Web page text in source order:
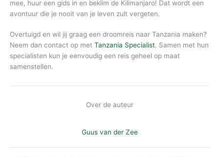
mee, huur een gids in en beklim de Kilimanjaro! Dat wordt een
avontuur die je nooit van je leven zult vergeten.
Overtuigd en wil jij graag een droomreis naar Tanzania maken?
Neem dan contact op met Tanzania Specialist. Samen met hun
specialisten kun je eenvoudig een reis geheel op maat
samenstellen.
Over de auteur
Guus van der Zee